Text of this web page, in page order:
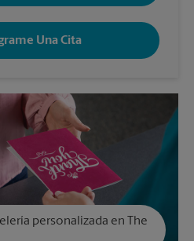
Una Cita
personalizada en The